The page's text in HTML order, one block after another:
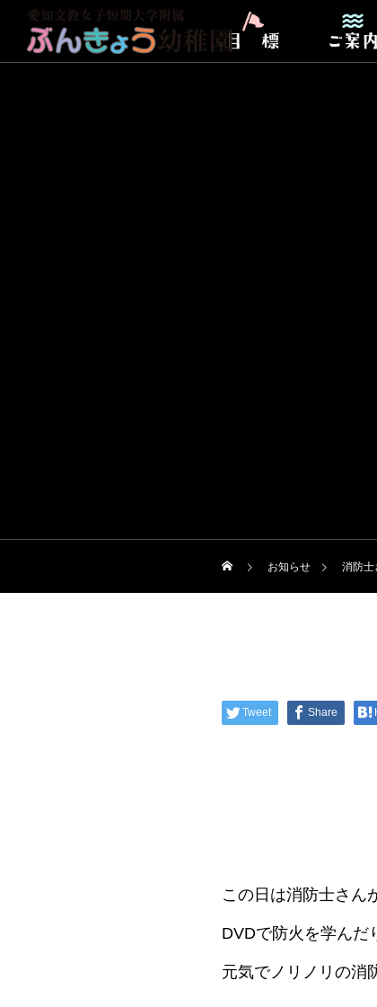
お知らせ 消防士
Tweet Share
この日は消防士さん
DVDで防火を学んだ
元気でノリノリの消